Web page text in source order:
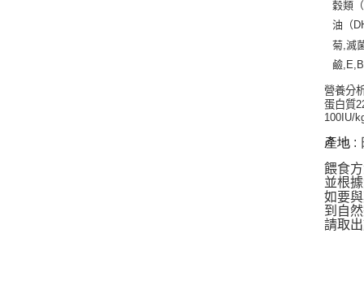
穀類
油（
菊 ,滅
鹼
營養分
蛋白質
100IU/
產地 :
餵食
並根
如要
到自
請取